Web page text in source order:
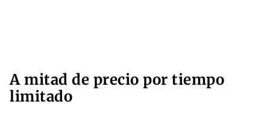
A mitad de precio por tiempo
limitado